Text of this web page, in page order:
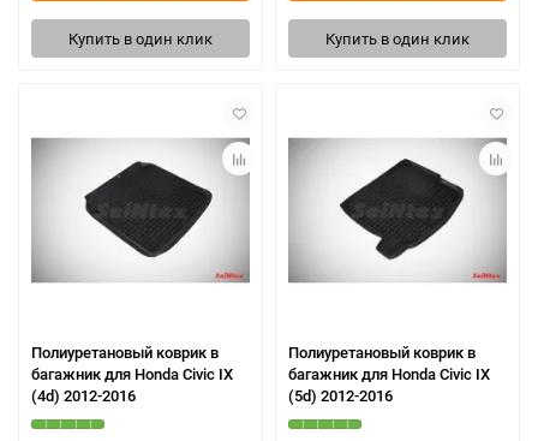
Купить в один клик Купить в один клик
Полиуретановый коврик в
багажник для Honda Civic IX
(4d) 2012-2016
Полиуретановый коврик в
багажник для Honda Civic IX
(5d) 2012-2016